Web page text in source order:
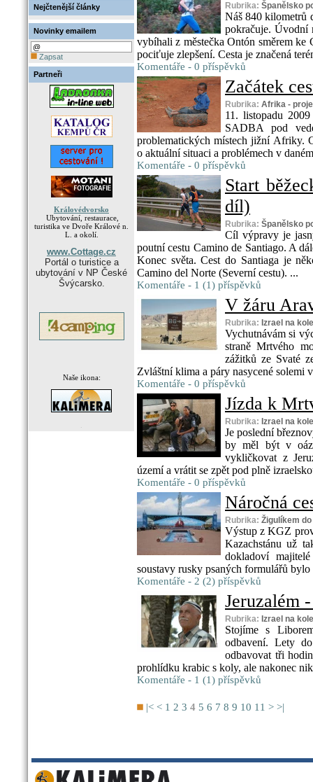
Nejčtenější články
Novinky emailem
Zapsat
Partneři
Královédvorsko
Ubytování, restaurace,
turistika ve Dvoře Králové n.
L. a okolí.
www.Cottage.cz
Portál o turistice a
ubytování v NP České
Švýcarsko.
Naše ikona:
Rubrika: Španělsko
Náš 840 kilometrů
pokračuje. Úvodní
vybíhali z městečka Ontón směrem ke
pociťuje zlepšení. Cesta je značená
Komentáře - 0 příspěvků
Začátek
Rubrika: Afrika -
11. listopadu
SADBA pod
problematických místech jižní Afriky.
o aktuální situaci a problémech v
Komentáře - 0 příspěvků
Start
díl)
Rubrika: Španělsko
Cíl výpravy je
poutní cestu Camino de Santiago. A
Konec světa. Cest do Santiaga je
Camino del Norte (Severní cestu). ...
Komentáře - 1 (1) příspěvků
V žáru
Rubrika: Izrael na kole
Vychutnávám si
straně Mrtvého
zážitků ze Svaté
Zvláštní klima a páry nasycené solemi
Komentáře - 0 příspěvků
Jízda k
Rubrika: Izrael na kole
Je poslední
by měl být v
vykličkovat z
území a vrátit se zpět pod plně
Komentáře - 0 příspěvků
Náročná
Rubrika: Žigulíkem
Výstup z KGZ
Kazachstánu už
dokladoví
soustavy rusky psaných formulářů
Komentáře - 2 (2) příspěvků
Jeruzalém
Rubrika: Izrael na kole
Stojíme s
odbavení. Lety
odbavovat tři
prohlídku krabic s koly, ale nakonec
Komentáře - 1 (1) příspěvků
|< < 1 2 3 4 5 6 7 8 9 10 11 > >|